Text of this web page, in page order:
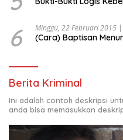
6 Minggu, 22 Februari 2015
(Cara) Baptisan
Berita Kriminal
Ini adalah contoh deskripsi
anda bisa memasukkan